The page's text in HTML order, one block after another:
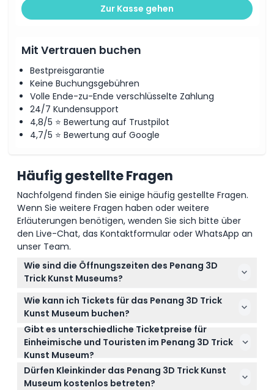
Zur Kasse gehen
Mit Vertrauen buchen
Bestpreisgarantie
Keine Buchungsgebühren
Volle Ende-zu-Ende verschlüsselte Zahlung
24/7 Kundensupport
4,8/5 ⭐ Bewertung auf Trustpilot
4,7/5 ⭐ Bewertung auf Google
Häufig gestellte Fragen
Nachfolgend finden Sie einige häufig gestellte Fragen.
Wenn Sie weitere Fragen haben oder weitere
Erläuterungen benötigen, wenden Sie sich bitte über
den Live-Chat, das Kontaktformular oder WhatsApp an
unser Team.
Wie sind die Öffnungszeiten des Penang 3D
Trick Kunst Museums?
Das Museum ist von Montag bis Freitag von 9:00 bis
18:00 Uhr geöffnet und an Wochenenden sowie
vorbehalten – bitte zum Zeitpunkt der Buchung
bestätigen).
Wie kann ich Tickets für das Penang 3D Trick
Kunst Museum buchen?
Sie können Ihre Tickets ganz einfach online hier auf
dieser Website buchen, indem Sie im
Buchungsprozess Ihr bevorzugtes Datum und den
Tickettyp auswählen.
Gibt es unterschiedliche Ticketpreise für
Einheimische und Touristen im Penang 3D Trick
Kunst Museum?
Ja, malaysische Staatsbürger zahlen RM18 für
Erwachsene und RM12 für Kinder oder Senioren,
Dürfen Kleinkinder das Penang 3D Trick Kunst
Museum kostenlos betreten?